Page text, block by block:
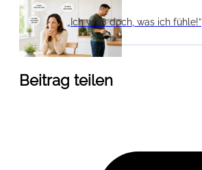
„Ich weiß doch, was ich fühle!”
Beitrag teilen